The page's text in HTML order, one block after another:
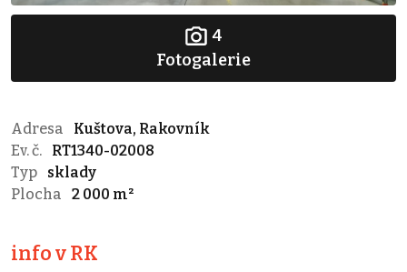
4
Fotogalerie
Adresa
Kuštova, Rakovník
Ev. č.
RT1340-02008
Typ
sklady
Plocha
2 000 m²
info v RK